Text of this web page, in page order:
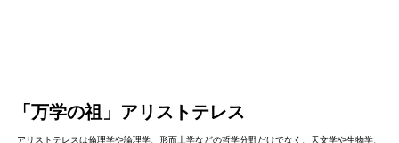
「万学の祖」アリストテレス
アリストテレスは倫理学や論理学、形而上学などの哲学分野だけでなく、天文学や生物学、